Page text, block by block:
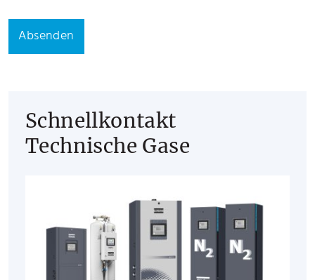
Absenden
Schnellkontakt
Technische Gase